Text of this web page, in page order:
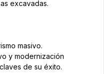
excavadas.
masivo.
y modernización
de su éxito.